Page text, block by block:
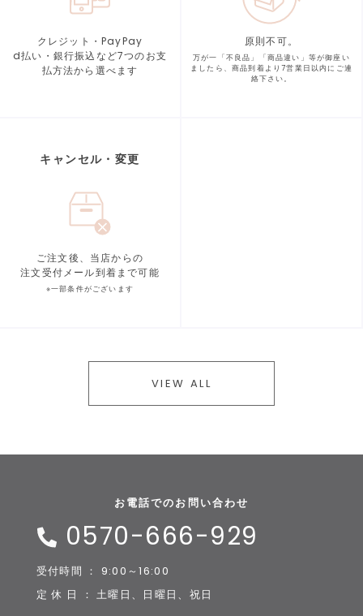
クレジット・PayPay
d払い・銀行振込など7つのお支
払方法から選べます
原則不可。
万が一「不良品」「商品違い」等が御座い
ましたら、商品到着より7営業日以内にご連
絡下さい。
キャンセル・変更
ご注文後、当店からの
注文受付メール到着まで可能
※一部条件がございます
VIEW ALL
お電話でのお問い合わせ
0570-666-929
受付時間 ： 9:00～16:00
定 休 日 ： 土曜日、日曜日、祝日